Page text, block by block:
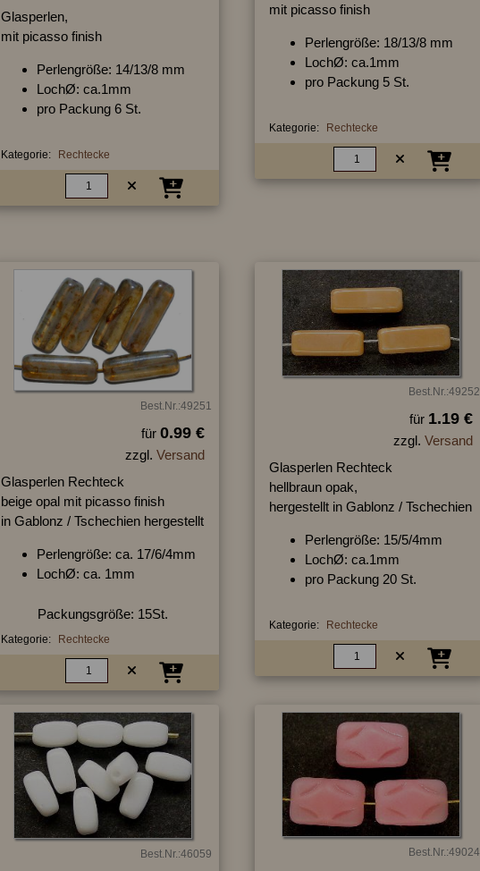
Glasperlen,
mit picasso finish
Perlengröße: 14/13/8 mm
LochØ: ca.1mm
pro Packung 6 St.
Kategorie: Rechtecke
mit picasso finish
Perlengröße: 18/13/8 mm
LochØ: ca.1mm
pro Packung 5 St.
Kategorie: Rechtecke
Best.Nr.:49251
für 0.99 €
zzgl. Versand
Glasperlen Rechteck
beige opal mit picasso finish
in Gablonz / Tschechien hergestellt
Perlengröße: ca. 17/6/4mm
LochØ: ca. 1mm
Packungsgröße: 15St.
Kategorie: Rechtecke
Best.Nr.:49252
für 1.19 €
zzgl. Versand
Glasperlen Rechteck
hellbraun opak,
hergestellt in Gablonz / Tschechien
Perlengröße: 15/5/4mm
LochØ: ca.1mm
pro Packung 20 St.
Kategorie: Rechtecke
Best.Nr.:46059 Best.Nr.:49024